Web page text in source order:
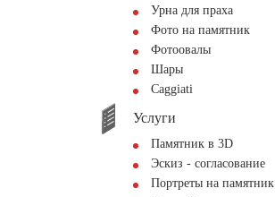
Урна для праха
Фото на памятник
Фотоовалы
Шары
Сaggiati
Услуги
Памятник в 3D
Эскиз - согласование
Портреты на памятник